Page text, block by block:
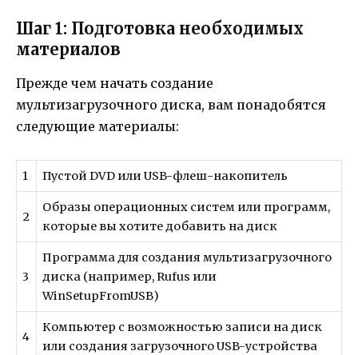
Шаг 1: Подготовка необходимых
материалов
Прежде чем начать создание
мультизагрузочного диска, вам понадобятся
следующие материалы:
1 Пустой DVD или USB-флеш-накопитель
2
Образы операционных систем или программ,
которые вы хотите добавить на диск
3
Программа для создания мультизагрузочного
диска (например, Rufus или
WinSetupFromUSB)
4
Компьютер с возможностью записи на диск
или создания загрузочного USB-устройства